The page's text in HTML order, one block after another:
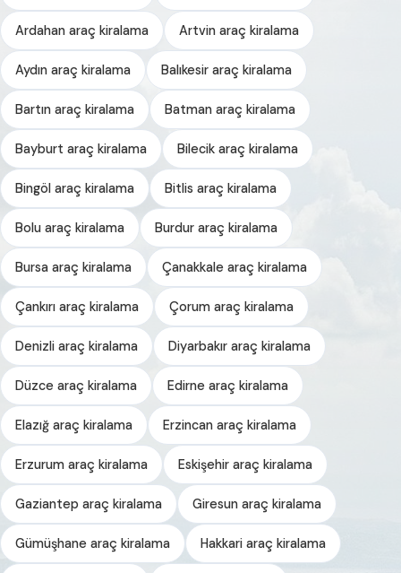
Ardahan araç kiralama Artvin araç kiralama
Aydın araç kiralama Balıkesir araç kiralama
Bartın araç kiralama Batman araç kiralama
Bayburt araç kiralama Bilecik araç kiralama
Bingöl araç kiralama Bitlis araç kiralama
Bolu araç kiralama Burdur araç kiralama
Bursa araç kiralama Çanakkale araç kiralama
Çankırı araç kiralama Çorum araç kiralama
Denizli araç kiralama Diyarbakır araç kiralama
Düzce araç kiralama Edirne araç kiralama
Elazığ araç kiralama Erzincan araç kiralama
Erzurum araç kiralama Eskişehir araç kiralama
Gaziantep araç kiralama Giresun araç kiralama
Gümüşhane araç kiralama Hakkari araç kiralama